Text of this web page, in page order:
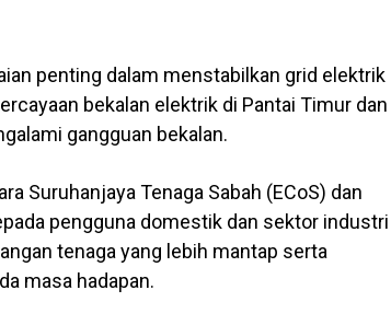
penting dalam menstabilkan grid elektrik
bekalan elektrik di Pantai Timur dan
gangguan bekalan.
Suruhanjaya Tenaga Sabah (ECoS) dan
pengguna domestik dan sektor industri
tenaga yang lebih mantap serta
masa hadapan.